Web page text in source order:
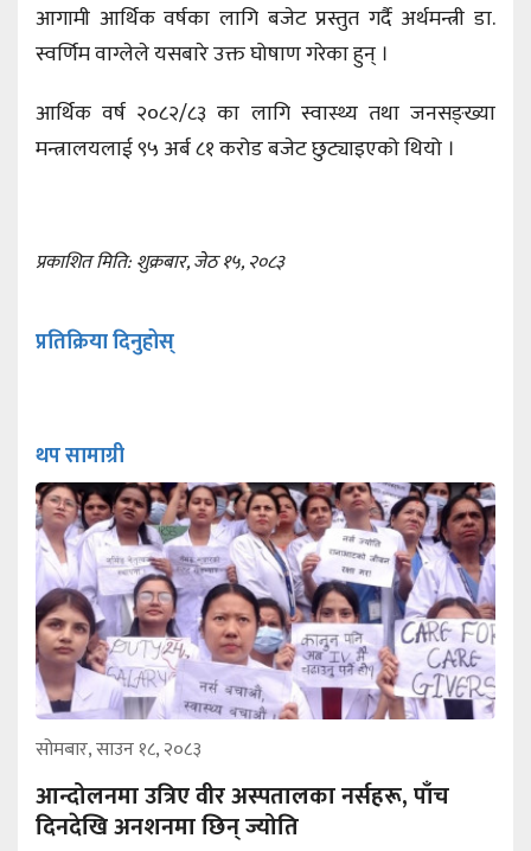
आगामी आर्थिक वर्षका लागि बजेट प्रस्तुत गर्दै अर्थमन्त्री डा.
स्वर्णिम वाग्लेले यसबारे उक्त घोषाण गरेका हुन् ।
आर्थिक वर्ष २०८२/८३ का लागि स्वास्थ्य तथा जनसङ्ख्या
मन्त्रालयलाई ९५ अर्ब ८१ करोड बजेट छुट्याइएको थियो ।
प्रकाशित मिति: शुक्रबार, जेठ १५, २०८३
प्रतिक्रिया दिनुहोस्
थप सामाग्री
सोमबार, साउन १८, २०८३
आन्दोलनमा उत्रिए वीर अस्पतालका नर्सहरू, पाँच
दिनदेखि अनशनमा छिन् ज्योति